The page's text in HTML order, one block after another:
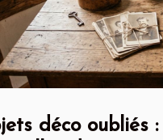
déco oubliés